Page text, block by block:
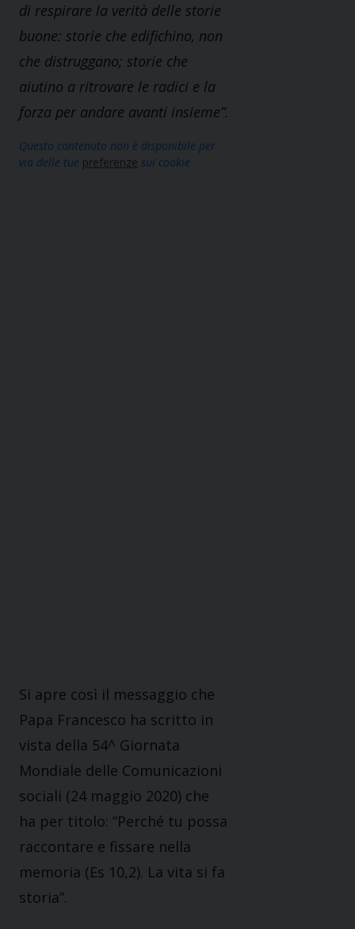
di respirare la verità delle storie
buone: storie che edifichino, non
che distruggano; storie che
aiutino a ritrovare le radici e la
forza per andare avanti insieme”.
Questo contenuto non è disponibile per
via delle tue preferenze sui cookie
Si apre così il messaggio che
Papa Francesco ha scritto in
vista della 54^ Giornata
Mondiale delle Comunicazioni
sociali (24 maggio 2020) che
ha per titolo: “Perché tu possa
raccontare e fissare nella
memoria (Es 10,2). La vita si fa
storia”.